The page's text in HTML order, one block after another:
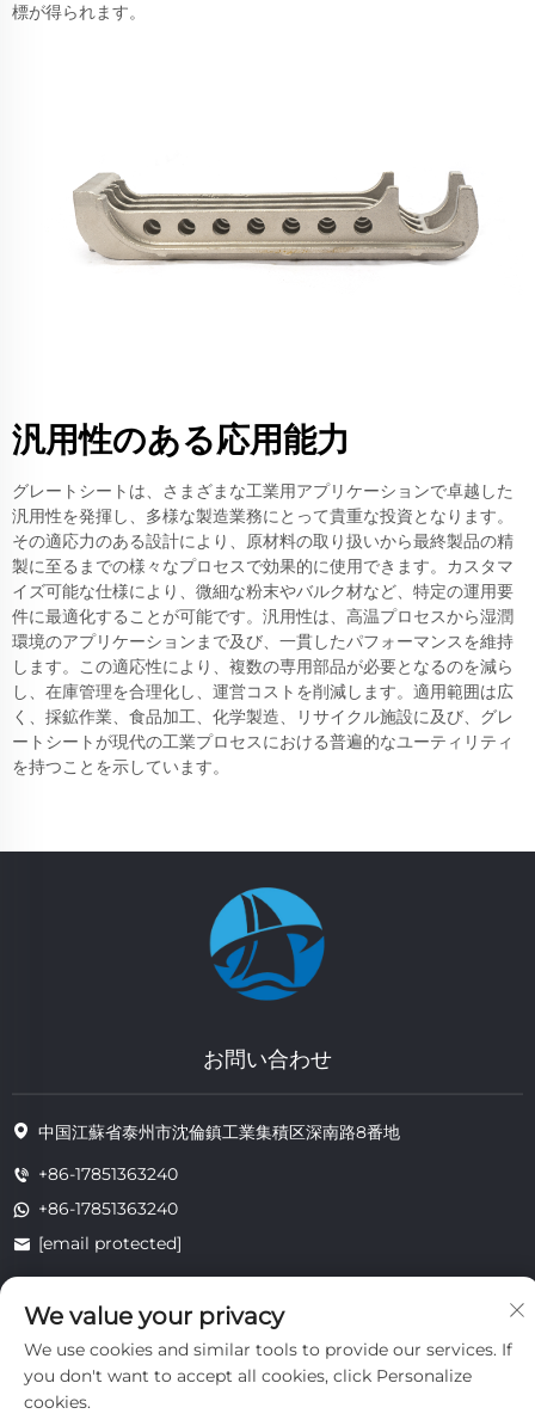
標が得られます。
汎用性のある応用能力
グレートシートは、さまざまな工業用アプリケーションで卓越した
汎用性を発揮し、多様な製造業務にとって貴重な投資となります。
その適応力のある設計により、原材料の取り扱いから最終製品の精
製に至るまでの様々なプロセスで効果的に使用できます。カスタマ
イズ可能な仕様により、微細な粉末やバルク材など、特定の運用要
件に最適化することが可能です。汎用性は、高温プロセスから湿潤
環境のアプリケーションまで及び、一貫したパフォーマンスを維持
します。この適応性により、複数の専用部品が必要となるのを減ら
し、在庫管理を合理化し、運営コストを削減します。適用範囲は広
く、採鉱作業、食品加工、化学製造、リサイクル施設に及び、グレ
ートシートが現代の工業プロセスにおける普遍的なユーティリティ
を持つことを示しています。
お問い合わせ
中国江蘇省泰州市沈倫鎮工業集積区深南路8番地
+86-17851363240
+86-17851363240
[email protected]
著作権 © 2025 江蘇省通州耐熱技術有限公司。すべての権利は留保されま
す。
プライバシー
We value your privacy
We use cookies and similar tools to provide our services. If
you don't want to accept all cookies, click Personalize
cookies.